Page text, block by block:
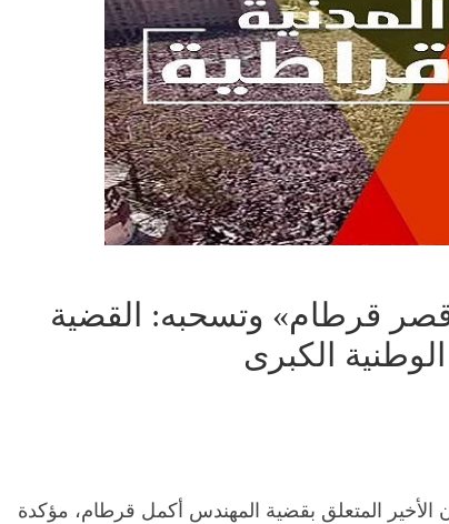
قرطام» وتسحبه: القضية
الكبرى
الأخير المتعلق بقضية المهندس أكمل قرطام، مؤكدة